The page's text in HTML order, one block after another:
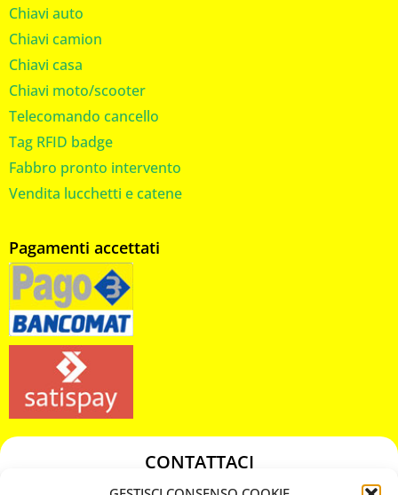
Chiavi auto
Chiavi camion
Chiavi casa
Chiavi moto/scooter
Telecomando cancello
Tag RFID badge
Fabbro pronto intervento
Vendita lucchetti e catene
Pagamenti accettati
CONTATTACI
349 3863811